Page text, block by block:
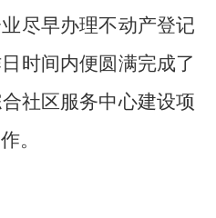
尽早办理不动产登记
时间内便圆满完成了
社区服务中心建设项
。